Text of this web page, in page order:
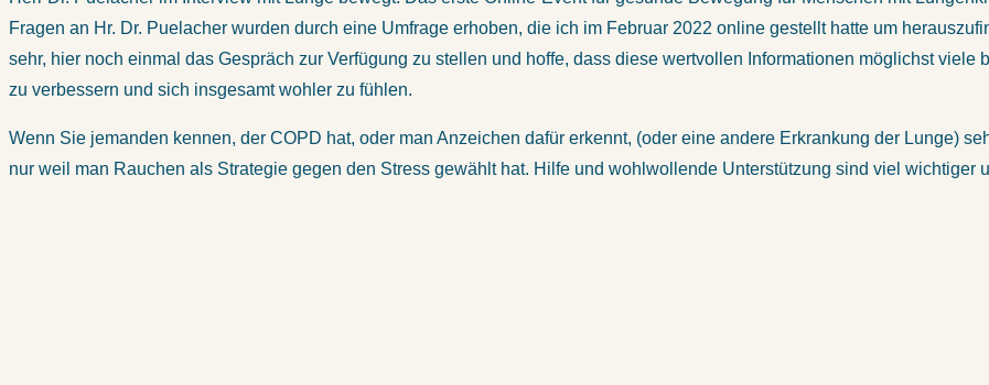
Fragen an Hr. Dr. Puelacher wurden durch eine Umfrage erhoben, die ich im Februar 2022 online gestellt hatte um
sehr, hier noch einmal das Gespräch zur Verfügung zu stellen und hoffe, dass diese wertvollen Informationen möglichst viele
zu verbessern und sich insgesamt wohler zu fühlen.
Wenn Sie jemanden kennen, der COPD hat, oder man Anzeichen dafür erkennt, (oder eine andere Erkrankung der Lunge)
nur weil man Rauchen als Strategie gegen den Stress gewählt hat. Hilfe und wohlwollende Unterstützung sind viel wichtiger